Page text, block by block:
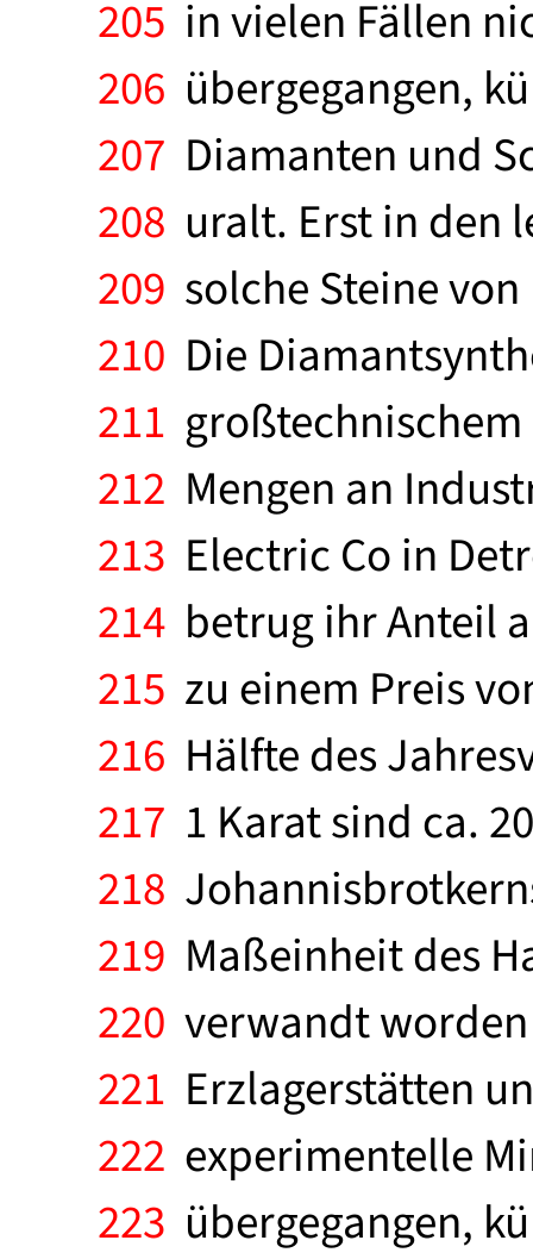
205 in vielen Fällen
206 übergegangen,
207 Diamanten und
208 uralt. Erst in den
209 solche Steine
210 Die
211
212 Mengen an
213 Electric Co in
214 betrug ihr Anteil
215 zu einem Preis
216 Hälfte des
217 1 Karat sind ca.
218
219 Maßeinheit des
220 verwandt
221 Erzlagerstätten
222 experimentelle
223 übergegangen,